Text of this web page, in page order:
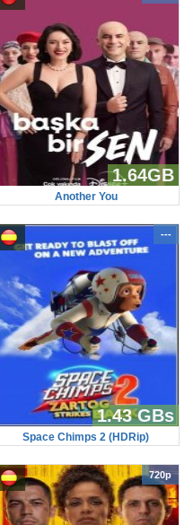
1.64GB
Another You
---
1.43 GBs
Space Chimps 2 (HDRip)
720p